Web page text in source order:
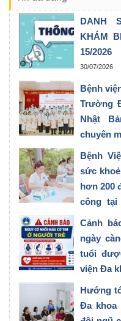
DANH
KHÁM
15/2026
30/07/2026
Bệnh
Trường
Nhật
chuyên
Bệnh
sức
hơn 200
công tại
Cảnh
ngày
tuổi
viện Đa
Hướng
Đa khoa